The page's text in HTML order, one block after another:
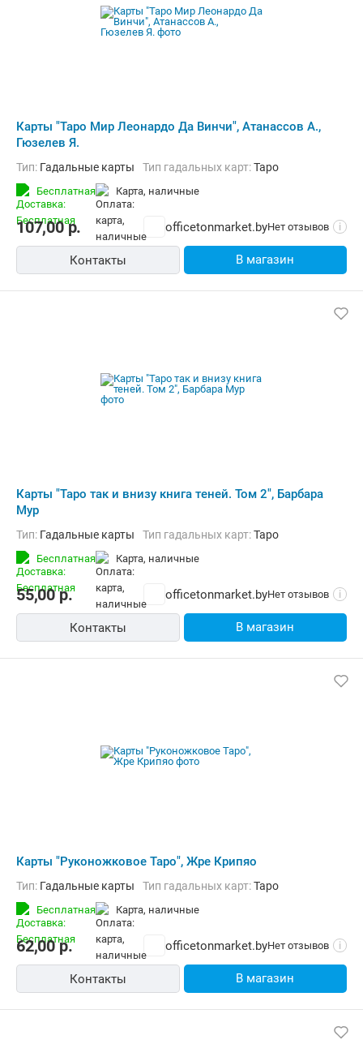
Карты "Таро Мир Леонардо Да Винчи", Атанассов А.,
Гюзелев Я.
Тип: Гадальные карты Тип гадальных карт:Таро
Бесплатная карта, наличные
107,00р. officetonmarket.byНет отзывов i
Контакты В магазин
Карты "Таро так и внизу книга теней. Том 2", Барбара
Мур
Тип: Гадальные карты Тип гадальных карт:Таро
Бесплатная карта, наличные
55,00р. officetonmarket.byНет отзывов i
Контакты В магазин
Карты "Руконожковое Таро", Жре Крипяо
Тип: Гадальные карты Тип гадальных карт:Таро
Бесплатная карта, наличные
62,00р. officetonmarket.byНет отзывов i
Контакты В магазин